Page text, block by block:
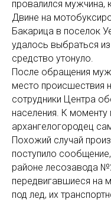
провалился мужчина,
Двине на
Бакарица в поселок
удалось выбраться
средство утонуло.
После обращения
место происшествия
сотрудники Центра
населения. К моменту
архангелогородец
Похожий случай
поступило
районе лесозавода
передвигавшиеся на
под лед, их